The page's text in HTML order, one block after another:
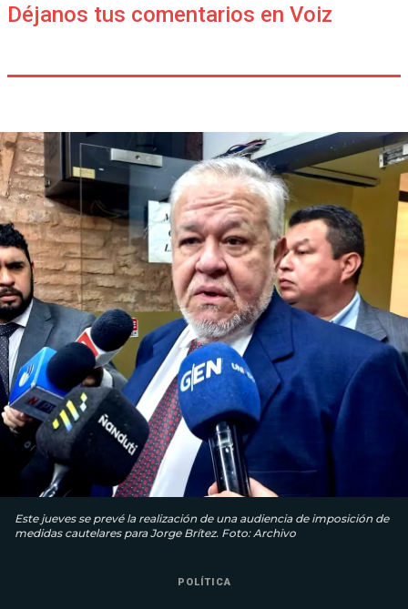
Déjanos tus comentarios en Voiz
Este jueves se prevé la realización de una audiencia de imposición de
medidas cautelares para Jorge Brítez. Foto: Archivo
POLÍTICA